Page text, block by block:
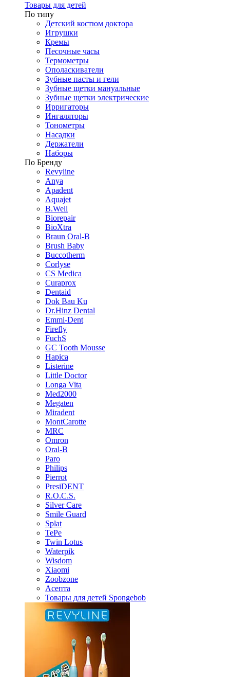
Товары для детей
По типу
Детский костюм доктора
Игрушки
Кремы
Песочные часы
Термометры
Ополаскиватели
Зубные пасты и гели
Зубные щетки мануальные
Зубные щетки электрические
Ирригаторы
Ингаляторы
Тонометры
Насадки
Держатели
Наборы
По Бренду
Revyline
Anya
Apadent
Aquajet
B.Well
Biorepair
BioXtra
Braun Oral-B
Brush Baby
Buccotherm
Corlyse
CS Medica
Curaprox
Dentaid
Dok Bau Ku
Dr.Hinz Dental
Emmi-Dent
Firefly
FuchS
GC Tooth Mousse
Hapica
Listerine
Little Doctor
Longa Vita
Med2000
Megaten
Miradent
MontCarotte
MRC
Omron
Oral-B
Paro
Philips
Pierrot
PresiDENT
R.O.C.S.
Silver Care
Smile Guard
Splat
TePe
Twin Lotus
Waterpik
Wisdom
Xiaomi
Zoobzone
Асепта
Товары для детей Spongebob